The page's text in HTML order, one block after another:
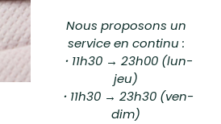
Nous proposons un
service en continu :
・11h30 → 23h00 (lun-
jeu)
・11h30 → 23h30 (ven-
dim)